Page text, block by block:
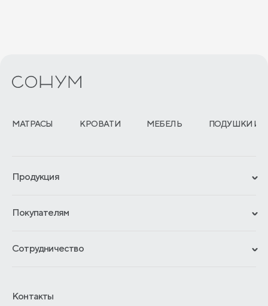
МАТРАСЫ КРОВАТИ МЕБЕЛЬ ПОДУШКИ И
Продукция
Гарантии
Отзывы покупателей
Покупателям
Обмен и возврат
Адреса магазинов
Сотрудничество
Отельерам
Контакты